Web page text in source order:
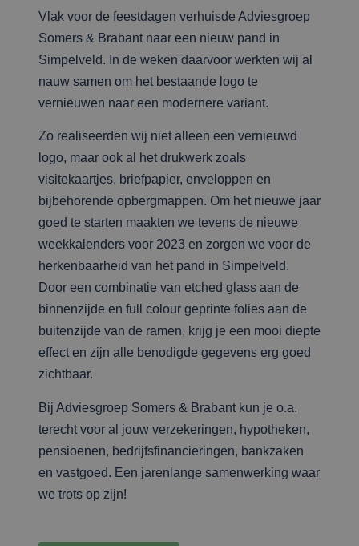
Vlak voor de feestdagen verhuisde Adviesgroep
Somers & Brabant naar een nieuw pand in
Simpelveld. In de weken daarvoor werkten wij al
nauw samen om het bestaande logo te
vernieuwen naar een modernere variant.
Zo realiseerden wij niet alleen een vernieuwd
logo, maar ook al het drukwerk zoals
visitekaartjes, briefpapier, enveloppen en
bijbehorende opbergmappen. Om het nieuwe jaar
goed te starten maakten we tevens de nieuwe
weekkalenders voor 2023 en zorgen we voor de
herkenbaarheid van het pand in Simpelveld.
Door een combinatie van etched glass aan de
binnenzijde en full colour geprinte folies aan de
buitenzijde van de ramen, krijg je een mooi diepte
effect en zijn alle benodigde gegevens erg goed
zichtbaar.
Bij Adviesgroep Somers & Brabant kun je o.a.
terecht voor al jouw verzekeringen, hypotheken,
pensioenen, bedrijfsfinancieringen, bankzaken
en vastgoed. Een jarenlange samenwerking waar
we trots op zijn!